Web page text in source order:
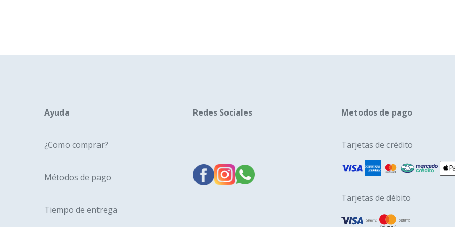
se
se
Ayuda
¿Como comprar?
Métodos de pago
Tiempo de entrega
Redes Sociales Metodos de pago
Tarjetas de crédito
Tarjetas de débito